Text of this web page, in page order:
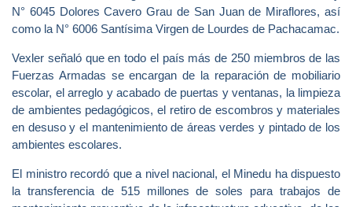
N° 6045 Dolores Cavero Grau de San Juan de Miraflores, así
como la N° 6006 Santísima Virgen de Lourdes de Pachacamac.
Vexler señaló que en todo el país más de 250 miembros de las
Fuerzas Armadas se encargan de la reparación de mobiliario
escolar, el arreglo y acabado de puertas y ventanas, la limpieza
de ambientes pedagógicos, el retiro de escombros y materiales
en desuso y el mantenimiento de áreas verdes y pintado de los
ambientes escolares.
El ministro recordó que a nivel nacional, el Minedu ha dispuesto
la transferencia de 515 millones de soles para trabajos de